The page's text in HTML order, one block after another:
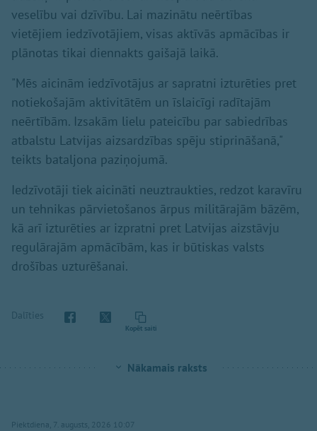
veselību vai dzīvību. Lai mazinātu neērtības
vietējiem iedzīvotājiem, visas aktīvās apmācības ir
plānotas tikai diennakts gaišajā laikā.
"Mēs aicinām iedzīvotājus ar sapratni izturēties pret
notiekošajām aktivitātēm un īslaicīgi radītajām
neērtībām. Izsakām lielu pateicību par sabiedrības
atbalstu Latvijas aizsardzības spēju stiprināšanā,"
teikts bataljona paziņojumā.
Iedzīvotāji tiek aicināti neuztraukties, redzot karavīru
un tehnikas pārvietošanos ārpus militārajām bāzēm,
kā arī izturēties ar izpratni pret Latvijas aizstāvju
regulārajām apmācībām, kas ir būtiskas valsts
drošības uzturēšanai.
Dalīties
Kopēt saiti
Nākamais raksts
Piektdiena, 7. augusts, 2026 10:07